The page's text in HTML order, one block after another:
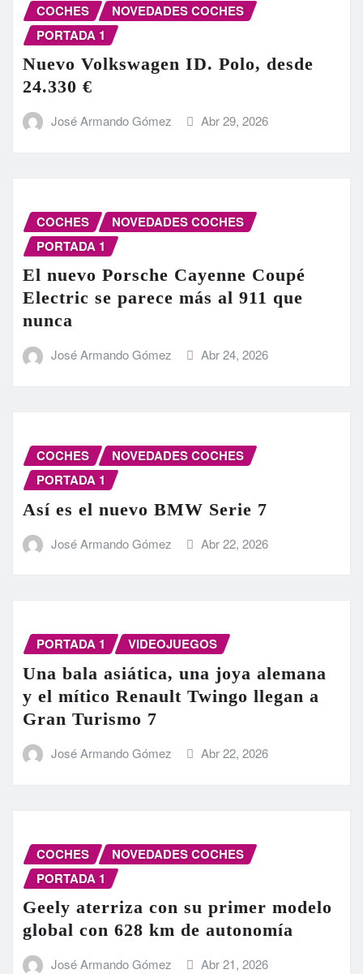
COCHES
NOVEDADES COCHES
PORTADA 1
Nuevo Volkswagen ID. Polo, desde
24.330 €
José Armando Gómez Abr 29, 2026
COCHES
NOVEDADES COCHES
PORTADA 1
El nuevo Porsche Cayenne Coupé
Electric se parece más al 911 que
nunca
José Armando Gómez Abr 24, 2026
COCHES
NOVEDADES COCHES
PORTADA 1
Así es el nuevo BMW Serie 7
José Armando Gómez Abr 22, 2026
PORTADA 1 VIDEOJUEGOS
Una bala asiática, una joya alemana
y el mítico Renault Twingo llegan a
Gran Turismo 7
José Armando Gómez Abr 22, 2026
COCHES
NOVEDADES COCHES
PORTADA 1
Geely aterriza con su primer modelo
global con 628 km de autonomía
José Armando Gómez Abr 21, 2026